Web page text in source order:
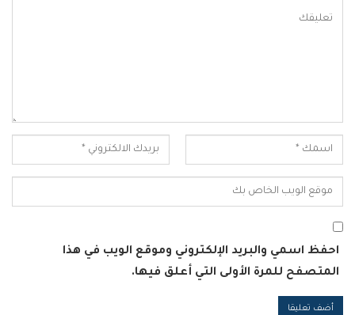
احفظ اسمي والبريد الإلكتروني وموقع الويب في هذا
المتصفح للمرة الأولى التي أعلق فيها.